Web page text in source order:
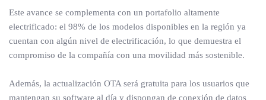
Este avance se complementa con un portafolio altamente
electrificado: el 98% de los modelos disponibles en la región ya
cuentan con algún nivel de electrificación, lo que demuestra el
compromiso de la compañía con una movilidad más sostenible.
Además, la actualización OTA será gratuita para los usuarios que
mantengan su software al día y dispongan de conexión de datos